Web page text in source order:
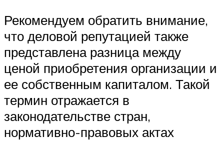
Рекомендуем обратить внимание,
что деловой репутацией также
представлена разница между
ценой приобретения организации и
ее собственным капиталом. Такой
термин отражается в
законодательстве стран,
нормативно-правовых актах